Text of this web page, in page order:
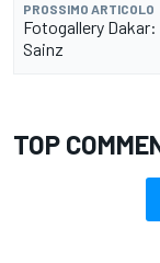
PROSSIMO ARTICOLO
Fotogallery
Sainz
TOP